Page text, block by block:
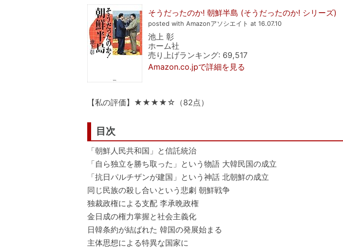
そうだったのか! 朝鮮半島 (そうだったのか! シリーズ)
posted with Amazonアソシエイト at 16.07.10
池上 彰
ホーム社
売り上げランキング: 69,517
Amazon.co.jpで詳細を見る
【私の評価】★★★★☆（82点）
目次
「朝鮮人民共和国」と信託統治
「自ら独立を勝ち取った」という物語 大韓民国の成立
「抗日パルチザンが建国」という神話 北朝鮮の成立
同じ民族の殺し合いという悲劇 朝鮮戦争
独裁政権による支配 李承晩政権
金日成の権力掌握と社会主義化
日韓条約が結ばれた 韓国の発展始まる
主体思想による特異な国家に